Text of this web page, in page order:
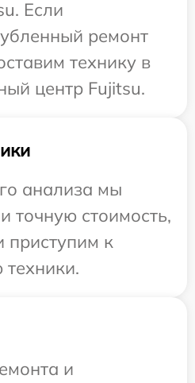
Если
ремонт
технику в
центр Fujitsu.
анализа мы
точную стоимость,
приступим к
техники.
и